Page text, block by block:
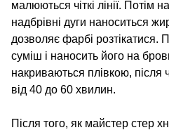
малюються чіткі лінії. Потім
надбрівні дуги наноситься
дозволяє фарбі розтікатися.
суміш і наносить його на
накриваються плівкою, після
від 40 до 60 хвилин.
Після того, як майстер стер